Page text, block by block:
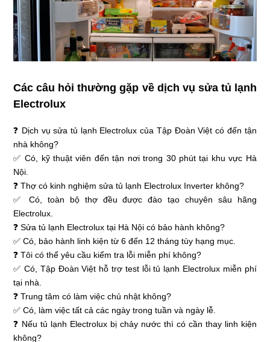
Các câu hỏi thường gặp về dịch vụ sửa tủ lạnh
Electrolux
❓ Dịch vụ sửa tủ lạnh Electrolux của Tập Đoàn Việt có đến tận
nhà không?
✅ Có, kỹ thuật viên đến tận nơi trong 30 phút tại khu vực Hà
Nội.
❓ Thợ có kinh nghiệm sửa tủ lạnh Electrolux Inverter không?
✅ Có, toàn bộ thợ đều được đào tạo chuyên sâu hãng
Electrolux.
❓ Sửa tủ lạnh Electrolux tại Hà Nội có bảo hành không?
✅ Có, bảo hành linh kiện từ 6 đến 12 tháng tùy hạng mục.
❓ Tôi có thể yêu cầu kiểm tra lỗi miễn phí không?
✅ Có, Tập Đoàn Việt hỗ trợ test lỗi tủ lạnh Electrolux miễn phí
tại nhà.
❓ Trung tâm có làm việc chủ nhật không?
✅ Có, làm việc tất cả các ngày trong tuần và ngày lễ.
❓ Nếu tủ lạnh Electrolux bị chảy nước thì có cần thay linh kiện
không?